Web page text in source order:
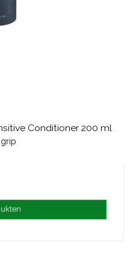
Conditioner 200 ml